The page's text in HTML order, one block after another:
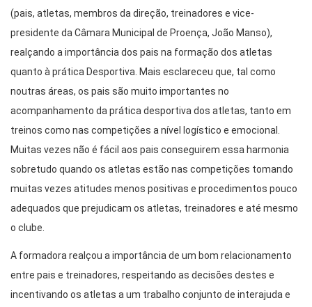
(pais, atletas, membros da direção, treinadores e vice-
presidente da Câmara Municipal de Proença, João Manso),
realçando a importância dos pais na formação dos atletas
quanto à prática Desportiva. Mais esclareceu que, tal como
noutras áreas, os pais são muito importantes no
acompanhamento da prática desportiva dos atletas, tanto em
treinos como nas competições a nível logístico e emocional.
Muitas vezes não é fácil aos pais conseguirem essa harmonia
sobretudo quando os atletas estão nas competições tomando
muitas vezes atitudes menos positivas e procedimentos pouco
adequados que prejudicam os atletas, treinadores e até mesmo
o clube.
A formadora realçou a importância de um bom relacionamento
entre pais e treinadores, respeitando as decisões destes e
incentivando os atletas a um trabalho conjunto de interajuda e